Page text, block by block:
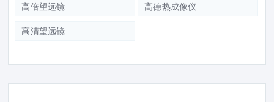
高倍望远镜 高德热成像仪
高清望远镜